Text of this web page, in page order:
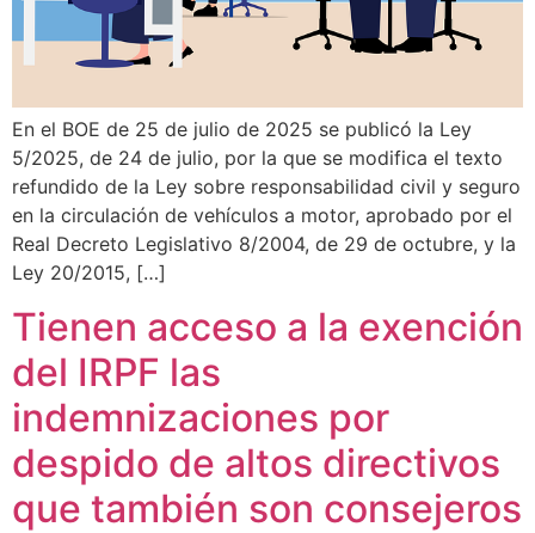
En el BOE de 25 de julio de 2025 se publicó la Ley
5/2025, de 24 de julio, por la que se modifica el texto
refundido de la Ley sobre responsabilidad civil y seguro
en la circulación de vehículos a motor, aprobado por el
Real Decreto Legislativo 8/2004, de 29 de octubre, y la
Ley 20/2015, […]
Tienen acceso a la exención
del IRPF las
indemnizaciones por
despido de altos directivos
que también son consejeros